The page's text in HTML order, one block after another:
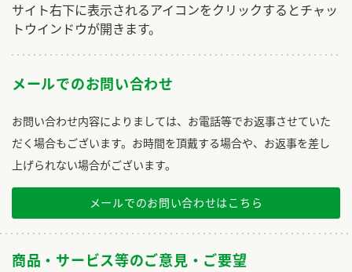
サイト右下に表示されるアイコンをクリックするとチャッ
トウインドウが開きます。
メールでのお問い合わせ
お問い合わせ内容によりましては、お電話等でお返事させていた
だく場合もございます。お時間を頂戴する場合や、お返事を差し
上げられない場合がございます。
メールでのお問い合わせはこちら
商品・サービス等のご意見・ご要望